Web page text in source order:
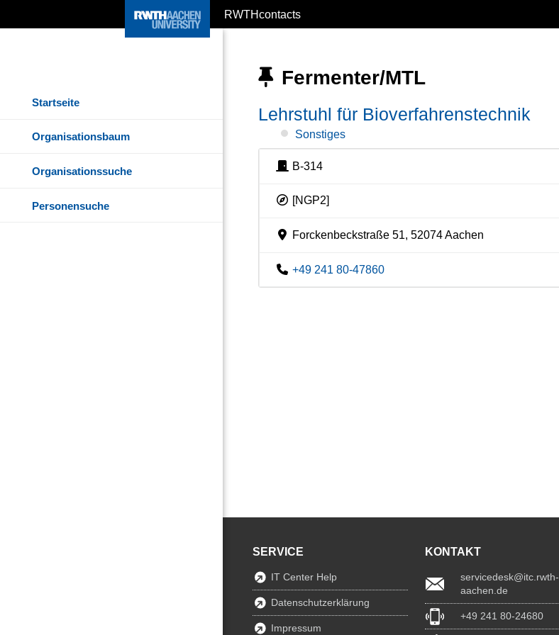
RWTHcontacts
Startseite
Organisationsbaum
Organisationssuche
Personensuche
Fermenter/MTL
Lehrstuhl für Bioverfahrenstechnik
Sonstiges
B-314
[NGP2]
Forckenbeckstraße 51, 52074 Aachen
+49 241 80-47860
SERVICE
IT Center Help
Datenschutzerklärung
Impressum
KONTAKT
servicedesk@itc.rwth-
aachen.de
+49 241 80-24680